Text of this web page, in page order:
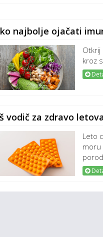
najbolje ojačati
Otkrij
kroz
vodič za zdravo
Leto
moru